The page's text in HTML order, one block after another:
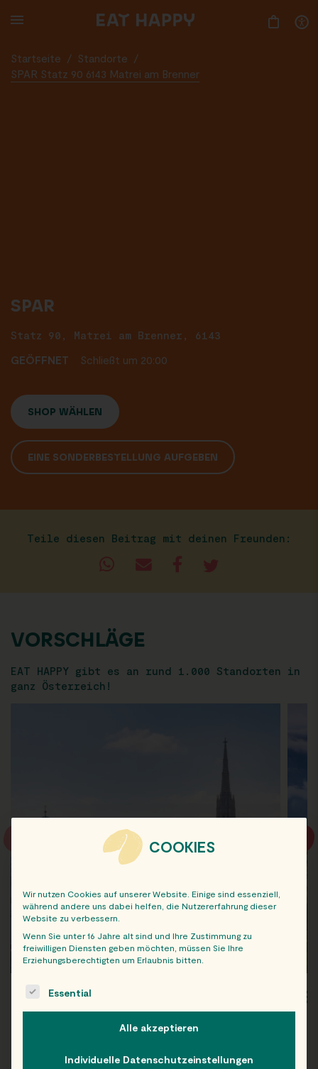
TO
Startseite / Standorte
/
SPAR Statz 90 6143 Matrei am Brenner
SPAR
Statz 90, Matrei am Brenner, 6143
GEÖFFNET
Schließt um 20:00
SHOP WÄHLEN
EINE SONDERBESTELLUNG AUFGEBEN
Teile diesen Beitrag mit deinen Freunden:
VORSCHLÄGE
EAT HAPPY gibt es an rund 1.000 Standorten in
ganz Österreich!
WIEN
COOKIES
Wir nutzen Cookies auf unserer Website. Einige sind essenziell,
während andere uns dabei helfen, die Nutzererfahrung dieser
Website zu verbessern.
Wenn Sie unter 16 Jahre alt sind und Ihre Zustimmung zu
freiwilligen Diensten geben möchten, müssen Sie Ihre
Erziehungsberechtigten um Erlaubnis bitten.
The following is a list of service groups for which consent
Essential
Alle akzeptieren
Individuelle Datenschutzeinstellungen